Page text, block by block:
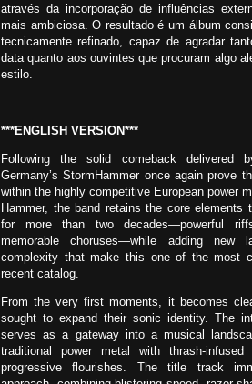
através da incorporação de influências
mais ambiciosa. O resultado é um álbum
tecnicamente refinado, capaz de agradar
data quanto aos ouvintes que procuram algo
estilo.
***ENGLISH VERSION***
Following the solid comeback delivered
Germany’s StormHammer once again prove
within the highly competitive European power
Hammer, the band retains the core elements
for more than two decades—powerful
memorable choruses—while adding new
complexity that make this one of the most
recent catalog.
From the very first moments, it becomes
sought to expand their sonic identity. The
serves as a gateway into a musical
traditional power metal with thrash-infused
progressive flourishes. The title track